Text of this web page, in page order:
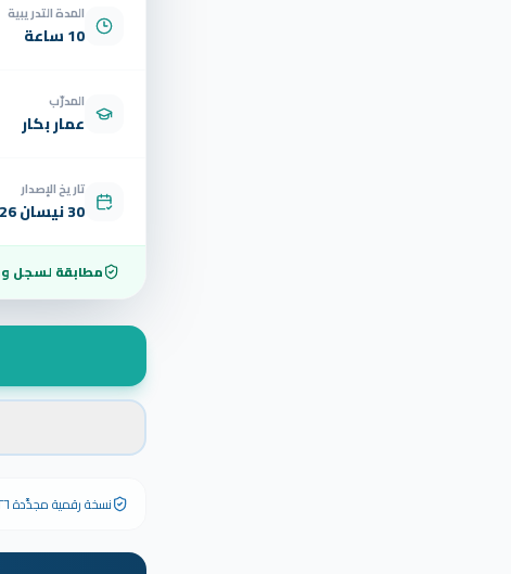
المدة التدريبية
10 ساعة
المدرّب
عمار بكار
تاريخ الإصدار
30 نيسان 2026
مطابقة لسجل
نسخة رقمية مجدَّدة ٢٠٢٦ تحمل رقم الشهادة الأصلي وبياناته كاملة — الشهادة الورقية الأصلية تبقى سارية المفعول.